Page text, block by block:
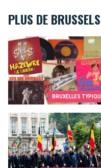
PLUS DE
BRUXELLES
Top 10 des chansons
Comment bien fêter la